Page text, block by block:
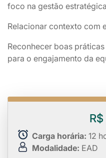
foco na gestão
Relacionar contexto com
Reconhecer boas
para o engajamento da
Carga horária: 12
Modalidade: EAD